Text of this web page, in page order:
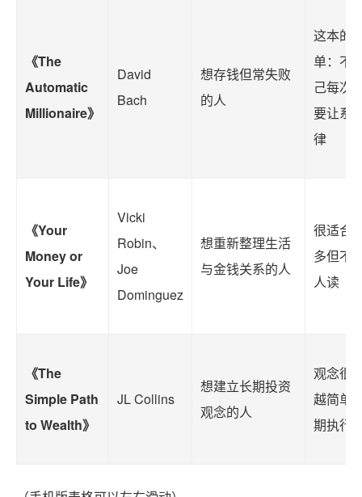
《The
Automatic
Millionaire》
David
Bach
想存钱但常失败
的人
这本的
单：不
己每次
要让系
律
《Your
Money or
Your Life》
Vicki
Robin、
Joe
Dominguez
想重新整理生活
与金钱关系的人
很适合
多但不
人读
《The
Simple Path
to Wealth》
JL Collins
想建立长期投资
观念的人
观念很
越简单
期执行